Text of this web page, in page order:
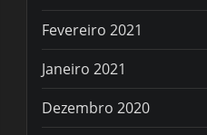
Fevereiro 2021
Janeiro 2021
Dezembro 2020